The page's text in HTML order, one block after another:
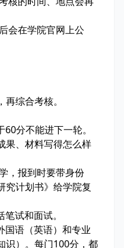
会在学院官网上公
综合考核。
分不能进下一轮。
果、材料写得怎么样
，报到时要带身份
究计划书》给学院复
试和面试。
语（英语）和专业
识）。每门100分，都